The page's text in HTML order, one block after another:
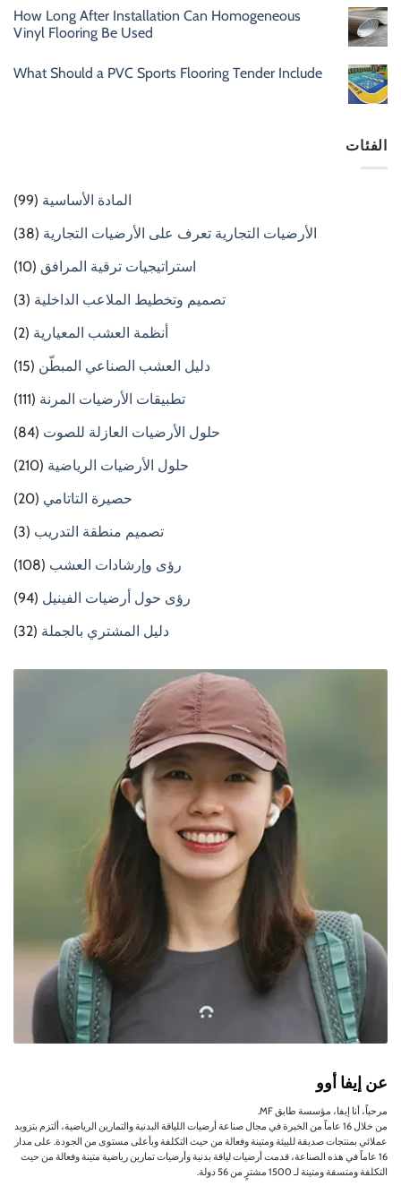
How Long After Installation Can Homogeneous
Vinyl Flooring Be Used
What Should a PVC Sports Flooring Tender Include
الفئات
المادة الأساسية(99)
الأرضيات التجارية تعرف على الأرضيات التجارية(38)
استراتيجيات ترقية المرافق(10)
تصميم وتخطيط الملاعب الداخلية(3)
أنظمة العشب المعيارية(2)
دليل العشب الصناعي المبطّن(15)
تطبيقات الأرضيات المرنة(111)
حلول الأرضيات العازلة للصوت(84)
حلول الأرضيات الرياضية(210)
حصيرة التاتامي(20)
تصميم منطقة التدريب(3)
رؤى وإرشادات العشب(108)
رؤى حول أرضيات الفينيل(94)
دليل المشتري بالجملة(32)
عن إيفا أوو
مرحباً، أنا إيفا، مؤسسة طابق MF.
من خلال 16 عاماً من الخبرة في مجال صناعة أرضيات اللياقة البدنية والتمارين الرياضية، ألتزم بتزويد
عملائي بمنتجات صديقة للبيئة ومتينة وفعالة من حيث التكلفة وبأعلى مستوى من الجودة. على مدار
16 عاماً في هذه الصناعة، قدمت أرضيات لياقة بدنية وأرضيات تمارين رياضية متينة وفعالة من حيث
التكلفة ومتسقة ومتينة لـ 1500 مشترٍ من 56 دولة.